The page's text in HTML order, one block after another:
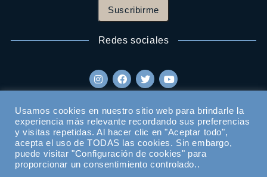
Suscribirme
Redes sociales
Usamos cookies en nuestro sitio web para brindarle la
experiencia más relevante recordando sus preferencias
y visitas repetidas. Al hacer clic en "Aceptar todo",
acepta el uso de TODAS las cookies. Sin embargo,
puede visitar "Configuración de cookies" para
proporcionar un consentimiento controlado..